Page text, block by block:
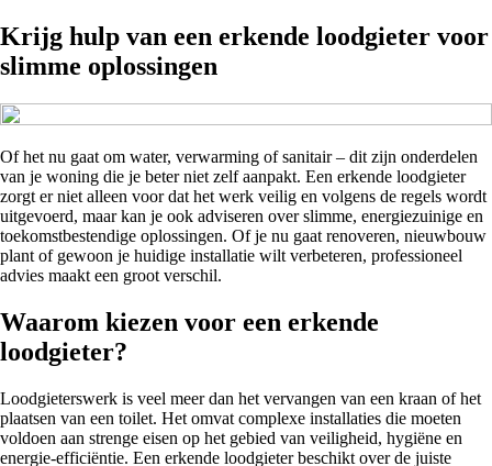
Krijg hulp van een erkende loodgieter voor
slimme oplossingen
Of het nu gaat om water, verwarming of sanitair – dit zijn onderdelen
van je woning die je beter niet zelf aanpakt. Een erkende loodgieter
zorgt er niet alleen voor dat het werk veilig en volgens de regels wordt
uitgevoerd, maar kan je ook adviseren over slimme, energiezuinige en
toekomstbestendige oplossingen. Of je nu gaat renoveren, nieuwbouw
plant of gewoon je huidige installatie wilt verbeteren, professioneel
advies maakt een groot verschil.
Waarom kiezen voor een erkende
loodgieter?
Loodgieterswerk is veel meer dan het vervangen van een kraan of het
plaatsen van een toilet. Het omvat complexe installaties die moeten
voldoen aan strenge eisen op het gebied van veiligheid, hygiëne en
energie-efficiëntie. Een erkende loodgieter beschikt over de juiste